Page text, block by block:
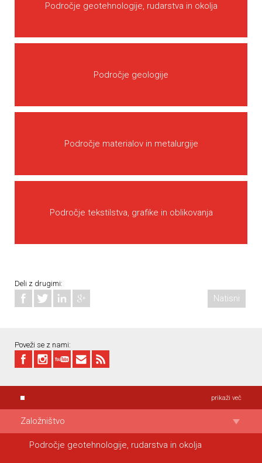
Področje geotehnologije, rudarstva in okolja
Področje geologije
Področje materialov in metalurgije
Področje tekstilstva, grafike in oblikovanja
Deli z drugimi:
Natisni
Poveži se z nami:
prikaži več
Založništvo
Področje geotehnologije, rudarstva in okolja